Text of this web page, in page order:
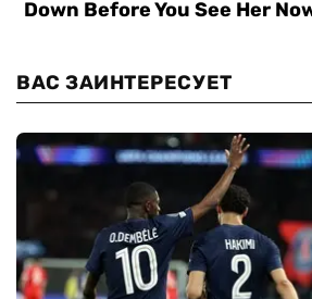
ВАС ЗАИНТЕРЕСУЕТ